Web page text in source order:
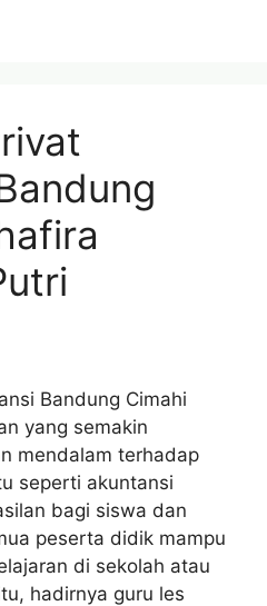
Bandung Cimahi
yang semakin
mendalam terhadap
seperti akuntansi
bagi siswa dan
peserta didik mampu
di sekolah atau
hadirnya guru les